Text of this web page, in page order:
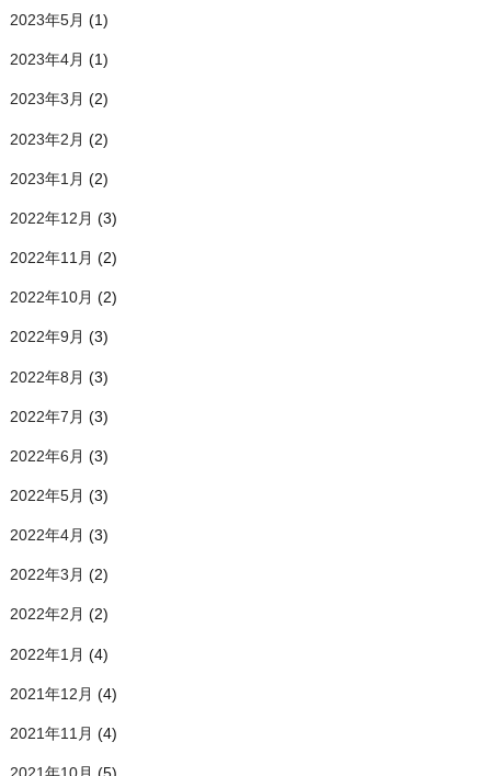
2023年5月 (1)
2023年4月 (1)
2023年3月 (2)
2023年2月 (2)
2023年1月 (2)
2022年12月 (3)
2022年11月 (2)
2022年10月 (2)
2022年9月 (3)
2022年8月 (3)
2022年7月 (3)
2022年6月 (3)
2022年5月 (3)
2022年4月 (3)
2022年3月 (2)
2022年2月 (2)
2022年1月 (4)
2021年12月 (4)
2021年11月 (4)